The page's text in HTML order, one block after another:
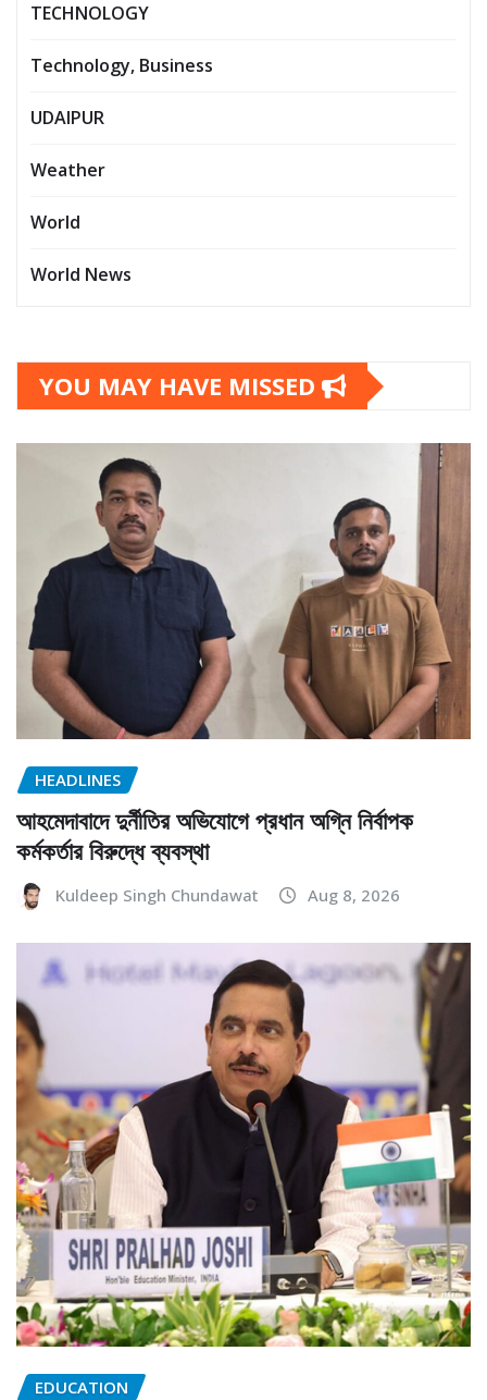
TECHNOLOGY
Technology, Business
UDAIPUR
Weather
World
World News
YOU MAY HAVE MISSED
HEADLINES
আহমেদাবাদে দুর্নীতির অভিযোগে প্রধান অগ্নি নির্বাপক
কর্মকর্তার বিরুদ্ধে ব্যবস্থা
Kuldeep Singh Chundawat Aug 8, 2026
EDUCATION